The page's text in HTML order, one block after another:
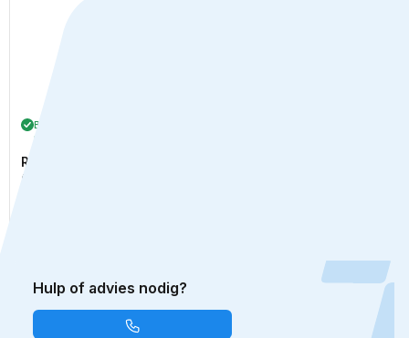
Hulp of advies nodig?
Bestel binnen
minuten
Ruitenwisser flatblade
(650 mm)